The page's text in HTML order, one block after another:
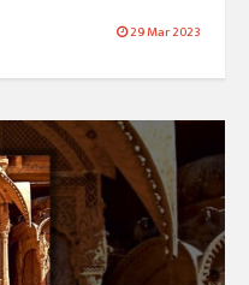
29 Mar 2023